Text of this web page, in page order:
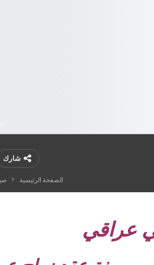
شارك
الصفحة الرئيسية
عراقي